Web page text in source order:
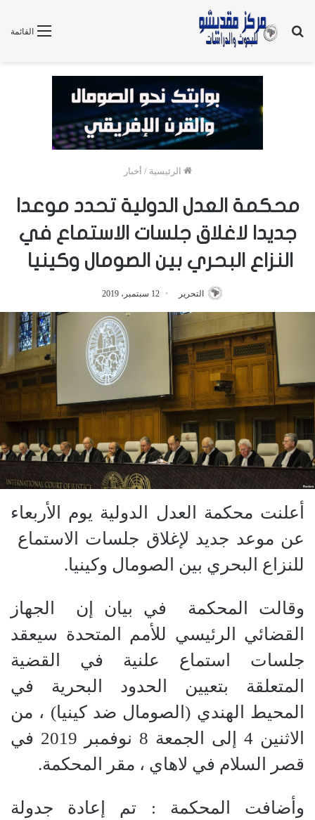
القائمة
بحث
الرئيسية / أخبار
محكمة العدل الدولية تحدد موعدا
جديدا لاغلاق جلسات الاستماع في
النزاع البحري بين الصومال وكينيا
التحرير 12 سبتمبر، 2019
أعلنت محكمة العدل الدولية يوم الأربعاء
عن موعد جديد لإغلاق جلسات الاستماع
للنزاع البحري بين الصومال وكينيا.
وقالت المحكمة في بيان إن
الجهاز
القضائي الرئيسي للأمم المتحدة سيعقد
جلسات استماع علنية في القضية
المتعلقة بتعيين الحدود البحرية في
المحيط الهندي (الصومال ضد كينيا) ، من
الاثنين 4 إلى الجمعة 8 نوفمبر 2019 في
قصر السلام في لاهاي ، مقر المحكمة.
وأضافت المحكمة : تم إعادة جدولة